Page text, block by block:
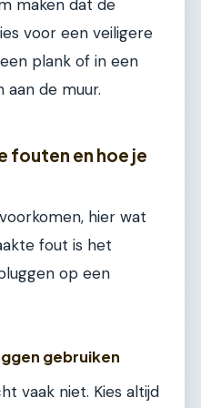
maken dat de
voor een veiligere
plank of in een
aan de muur.
fouten en hoe je
hier wat
fout is het
op een
gebruiken
vaak niet. Kies altijd